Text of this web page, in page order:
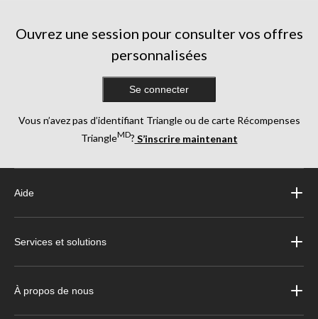
Ouvrez une session pour consulter vos offres
personnalisées
Se connecter
Vous n’avez pas d’identifiant Triangle ou de carte Récompenses
TriangleMD? S’inscrire maintenant
Aide
Services et solutions
À propos de nous